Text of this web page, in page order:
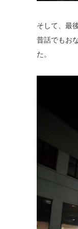
そして、最
昔話でもお
た。